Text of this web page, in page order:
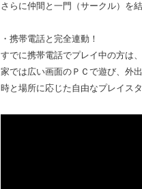
さらに仲間と一門（サークル）を
・携帯電話と完全連動！
すでに携帯電話でプレイ中の方は
家では広い画面のＰＣで遊び、外
時と場所に応じた自由なプレイス